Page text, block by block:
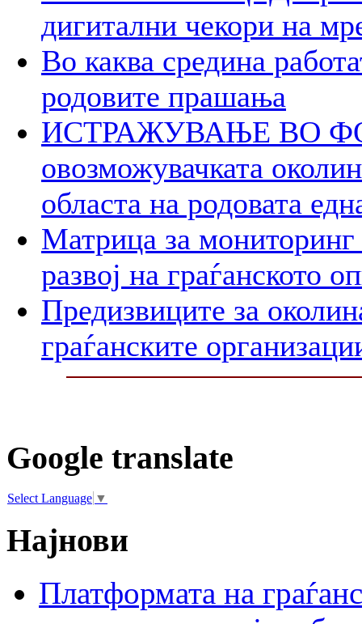
дигитални чекори на
Во каква средина
родовите прашања
ИСТРАЖУВАЊЕ ВО
овозможувачката
областа на родовата
Матрица за мониторинг
развој на граѓанското
Предизвиците за
граѓанските
Google translate
Select Language ▼
Најнови
Платформата на